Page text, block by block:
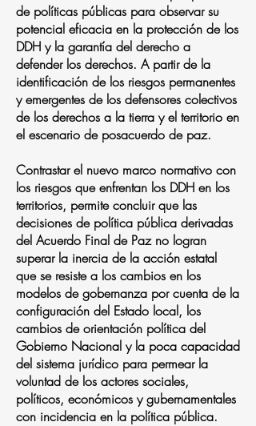
de políticas públicas para observar su
potencial eficacia en la protección de los
DDH y la garantía del derecho a
defender los derechos. A partir de la
identificación de los riesgos permanentes
y emergentes de los defensores colectivos
de los derechos a la tierra y el territorio en
el escenario de posacuerdo de paz.
Contrastar el nuevo marco normativo con
los riesgos que enfrentan los DDH en los
territorios, permite concluir que las
decisiones de política pública derivadas
del Acuerdo Final de Paz no logran
superar la inercia de la acción estatal
que se resiste a los cambios en los
modelos de gobernanza por cuenta de la
configuración del Estado local, los
cambios de orientación política del
Gobierno Nacional y la poca capacidad
del sistema jurídico para permear la
voluntad de los actores sociales,
políticos, económicos y gubernamentales
con incidencia en la política pública.